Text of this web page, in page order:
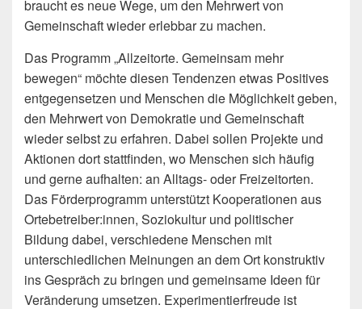
braucht es neue Wege, um den Mehrwert von
Gemeinschaft wieder erlebbar zu machen.
Das Programm „Allzeitorte. Gemeinsam mehr
bewegen“ möchte diesen Tendenzen etwas Positives
entgegensetzen und Menschen die Möglichkeit geben,
den Mehrwert von Demokratie und Gemeinschaft
wieder selbst zu erfahren. Dabei sollen Projekte und
Aktionen dort stattfinden, wo Menschen sich häufig
und gerne aufhalten: an Alltags- oder Freizeitorten.
Das Förderprogramm unterstützt Kooperationen aus
Ortebetreiber:innen, Soziokultur und politischer
Bildung dabei, verschiedene Menschen mit
unterschiedlichen Meinungen an dem Ort konstruktiv
ins Gespräch zu bringen und gemeinsame Ideen für
Veränderung umsetzen. Experimentierfreude ist